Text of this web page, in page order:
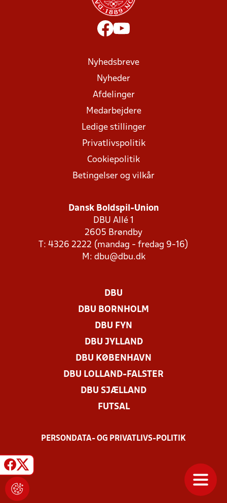
Nyhedsbreve
Nyheder
Afdelinger
Medarbejdere
Ledige stillinger
Privatlivspolitik
Cookiepolitik
Betingelser og vilkår
Dansk Boldspil-Union
DBU Allé 1
2605 Brøndby
T: 4326 2222 (mandag - fredag 9-16)
M: dbu@dbu.dk
DBU
DBU BORNHOLM
DBU FYN
DBU JYLLAND
DBU KØBENHAVN
DBU LOLLAND-FALSTER
DBU SJÆLLAND
FUTSAL
PERSONDATA- OG PRIVATLIVS-POLITIK